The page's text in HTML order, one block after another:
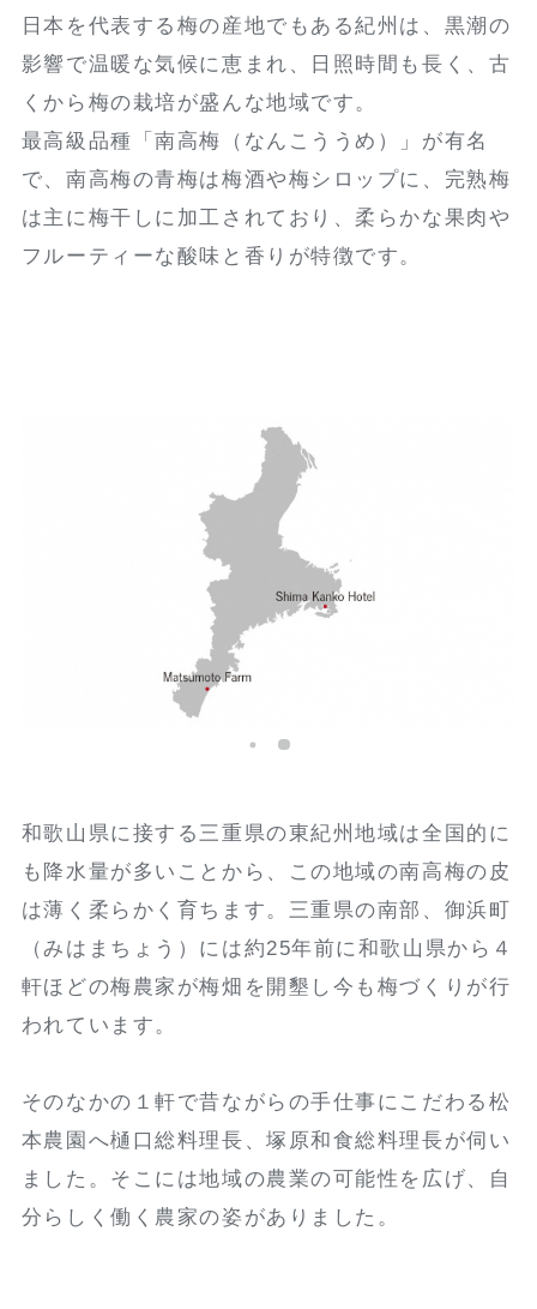
日本を代表する梅の産地でもある紀州は、黒潮の
影響で温暖な気候に恵まれ、日照時間も長く、古
くから梅の栽培が盛んな地域です。
最高級品種「南高梅（なんこううめ）」が有名
で、南高梅の青梅は梅酒や梅シロップに、完熟梅
は主に梅干しに加工されており、柔らかな果肉や
フルーティーな酸味と香りが特徴です。
和歌山県に接する三重県の東紀州地域は全国的に
も降水量が多いことから、この地域の南高梅の皮
は薄く柔らかく育ちます。三重県の南部、御浜町
（みはまちょう）には約25年前に和歌山県から４
軒ほどの梅農家が梅畑を開墾し今も梅づくりが行
われています。
そのなかの１軒で昔ながらの手仕事にこだわる松
本農園へ樋口総料理長、塚原和食総料理長が伺い
ました。そこには地域の農業の可能性を広げ、自
分らしく働く農家の姿がありました。